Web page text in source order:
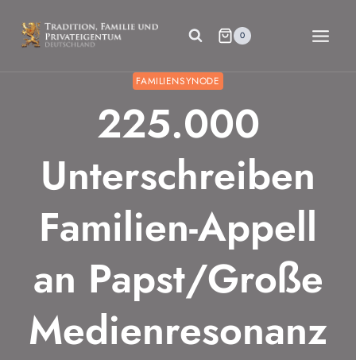
Inhalt
springen
0
FAMILIENSYNODE
225.000
Unterschreiben
Familien-Appell
an Papst/Große
Medienresonanz